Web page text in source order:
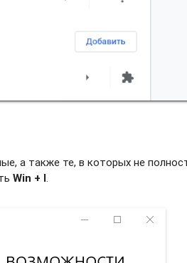
а также те, в которых не
Win + I